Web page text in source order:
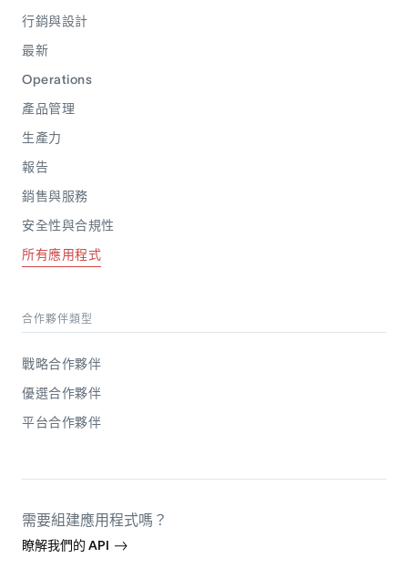
行銷與設計
最新
Operations
產品管理
生產力
報告
銷售與服務
安全性與合規性
所有應用程式
合作夥伴類型
戰略合作夥伴
優選合作夥伴
平台合作夥伴
需要組建應用程式嗎？
瞭解我們的 API